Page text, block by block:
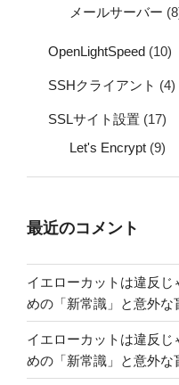
メールサーバー
OpenLightSpeed (10)
SSHクライアント (4)
SSLサイト設置 (17)
Let's Encrypt (9)
最近のコメント
イエローカットは違反
めの「新常識」と意外な
イエローカットは違反
めの「新常識」と意外な